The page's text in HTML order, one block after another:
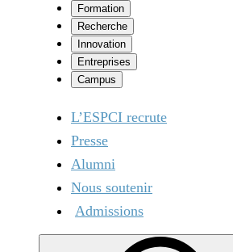
Formation
Recherche
Innovation
Entreprises
Campus
L’ESPCI recrute
Presse
Alumni
Nous soutenir
Admissions